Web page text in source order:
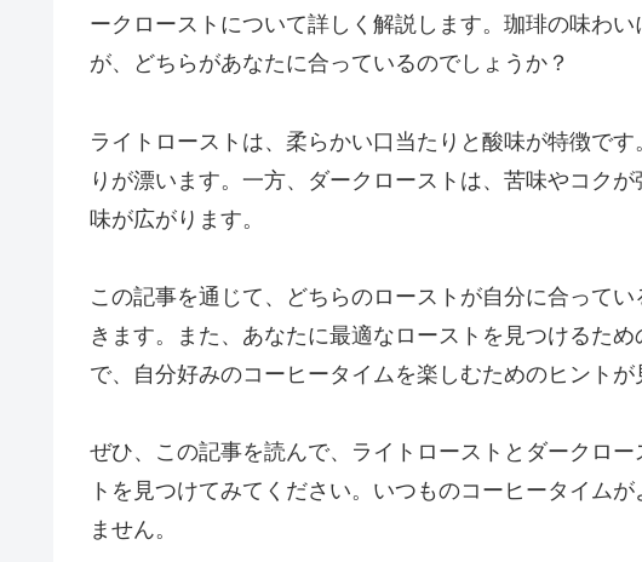
ークローストについて詳しく解説します。珈琲の味わ
が、どちらがあなたに合っているのでしょうか？
ライトローストは、柔らかい口当たりと酸味が特徴で
りが漂います。一方、ダークローストは、苦味やコク
味が広がります。
この記事を通じて、どちらのローストが自分に合って
きます。また、あなたに最適なローストを見つけるた
で、自分好みのコーヒータイムを楽しむためのヒントが
ぜひ、この記事を読んで、ライトローストとダークロ
トを見つけてみてください。いつものコーヒータイム
ません。